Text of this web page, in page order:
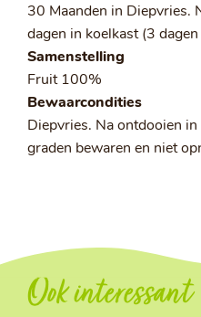
30 Maanden in Diepvries.
dagen in koelkast (3
Samenstelling
Fruit 100%
Bewaarcondities
Diepvries. Na ontdooien
graden bewaren en niet
Ook interessant